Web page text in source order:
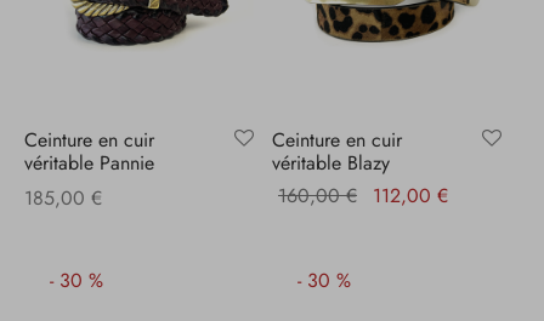
Ceinture en cuir
véritable Pannie
185,00 €
Ceinture en cuir
véritable Blazy
160,00€
Le prix
112,00 €
- 30 % - 30 %